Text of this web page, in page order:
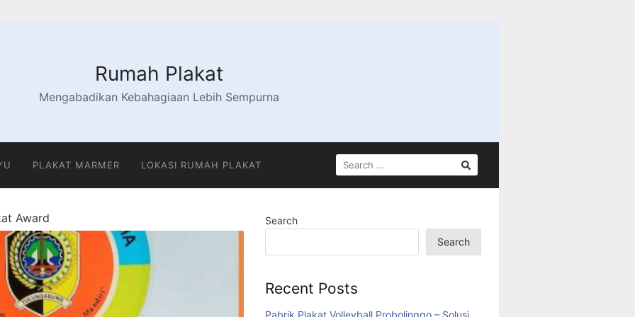
Rumah Plakat
Mengabadikan Kebahagiaan Lebih Sempurna
PLAKAT MARMER LOKASI RUMAH PLAKAT
SEARCH
FOR:
Award
Search
Search
Recent Posts
Pabrik Plakat Volleyball Probolinggo – Solusi